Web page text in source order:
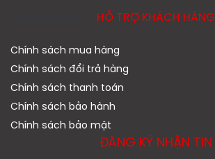
HỖ TRỢ KHÁCH HÀNG
Chính sách mua hàng
Chính sách đổi trả hàng
Chính sách thanh toán
Chính sách bảo hành
Chính sách bảo mật
ĐĂNG KÝ NHẬN TIN